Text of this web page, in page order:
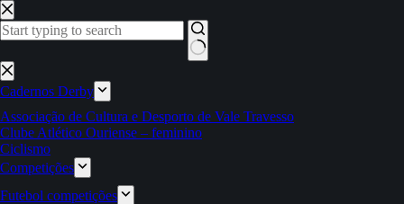
Pular
para
o
Sem
resultados
Cadernos Derby
Associação de Cultura e Desporto de Vale Travesso
Clube Atlético Ouriense – feminino
Ciclismo
Competições
Futebol competições